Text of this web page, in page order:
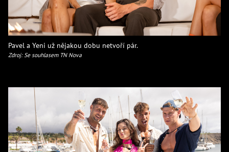
Pavel a Yeni už nějakou dobu netvoří pár.
Zdroj: Se souhlasem TN Nova